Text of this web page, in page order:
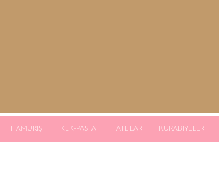
HAMURIŞI KEK-PASTA TATLILAR KURABIYELER